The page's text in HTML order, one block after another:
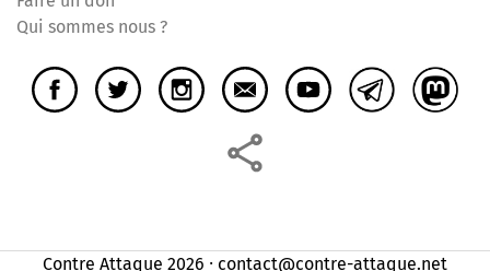
Qui sommes nous ?
Contre Attaque 2026 ⸱ contact@contre-attaque.net